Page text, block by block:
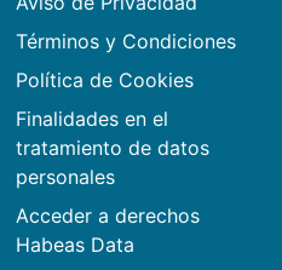
Términos y Condiciones
Política de Cookies
Finalidades en el
tratamiento de datos
personales
Acceder a derechos
Habeas Data